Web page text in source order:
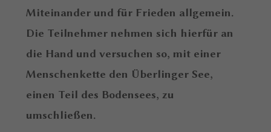
Miteinander und für Frieden allgemein.
Die Teilnehmer nehmen sich hierfür an
die Hand und versuchen so, mit einer
Menschenkette den Überlinger See,
einen Teil des Bodensees, zu
umschließen.